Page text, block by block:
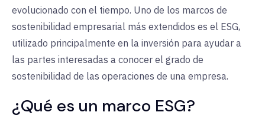
evolucionado con el tiempo. Uno de los marcos de
sostenibilidad empresarial más extendidos es el ESG,
utilizado principalmente en la inversión para ayudar a
las partes interesadas a conocer el grado de
sostenibilidad de las operaciones de una empresa.
¿Qué es un marco ESG?